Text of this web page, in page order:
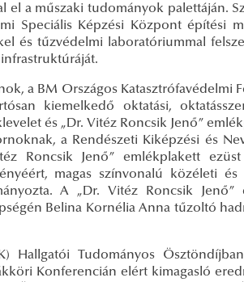
a műszaki tudományok palettáján.
Speciális Képzési Központ építési
és tűzvédelmi laboratóriummal
a BM Országos Katasztrófavédelmi
kiemelkedő oktatási,
és „Dr. Vitéz Roncsik Jenő”
a Rendészeti Kiképzési és
Roncsik Jenő” emlékplakett
magas színvonalú közéleti és
A „Dr. Vitéz Roncsik Jenő”
Belina Kornélia Anna tűzoltó
Hallgatói Tudományos
Konferencián elért kimagasló